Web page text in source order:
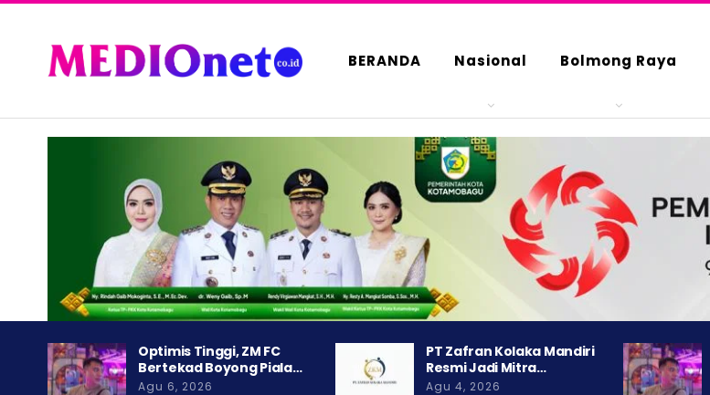
BERANDA Nasional Bolmong Raya
Optimis Tinggi, ZM FC
Bertekad Boyong Piala…
Agu 6, 2026
PT Zafran Kolaka Mandiri
Resmi Jadi Mitra…
Agu 4, 2026